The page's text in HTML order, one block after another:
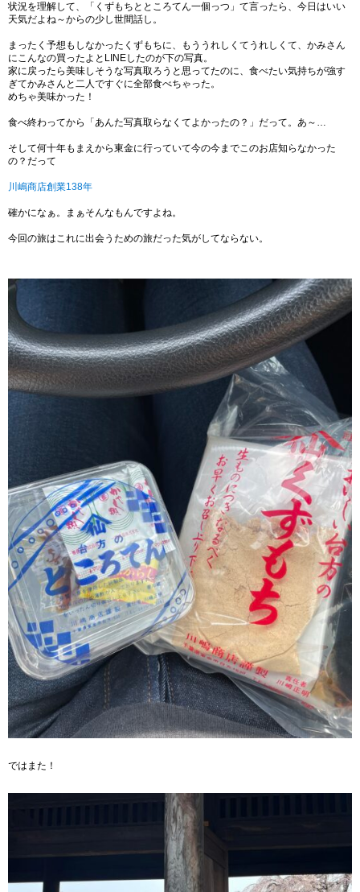
状況を理解して、「くずもちとところてん一個っつ」て言ったら、今日はいい
天気だよね～からの少し世間話し。
まったく予想もしなかったくずもちに、もううれしくてうれしくて、かみさん
にこんなの買ったよとLINEしたのが下の写真。
家に戻ったら美味しそうな写真取ろうと思ってたのに、食べたい気持ちが強す
ぎてかみさんと二人ですぐに全部食べちゃった。
めちゃ美味かった！
食べ終わってから「あんた写真取らなくてよかったの？」だって。あ～…
そして何十年もまえから東金に行っていて今の今までこのお店知らなかった
の？だって
川嶋商店創業138年
確かになぁ。まぁそんなもんですよね。
今回の旅はこれに出会うための旅だった気がしてならない。
ではまた！